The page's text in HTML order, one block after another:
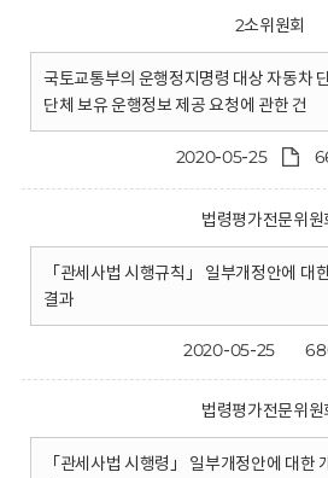
2소위원회
국토교통부의 운행정지명령 대상 자동차
단체 보유 운행정보 제공 요청에 관한 건
2020-05-25
법령평가전문위원
「관세사법 시행규칙」 일부개정안에 대
결과
2020-05-25
법령평가전문위원
「관세사법 시행령」 일부개정안에 대한